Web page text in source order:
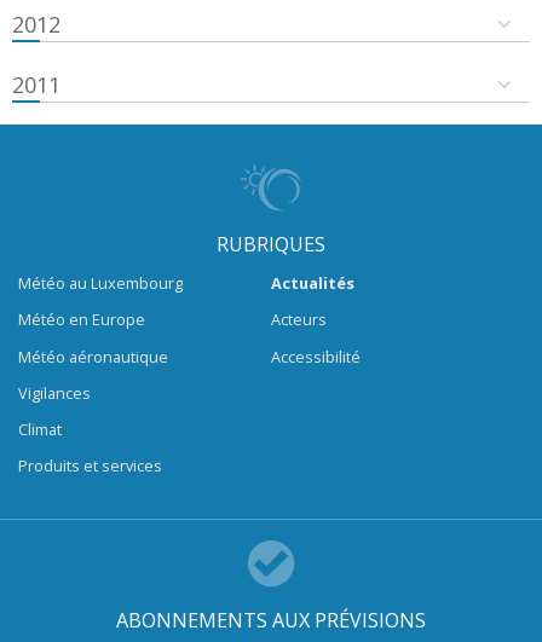
2012
2011
RUBRIQUES
Météo au Luxembourg
Météo en Europe
Météo aéronautique
Vigilances
Climat
Produits et services
Actualités
Acteurs
Accessibilité
ABONNEMENTS AUX PRÉVISIONS